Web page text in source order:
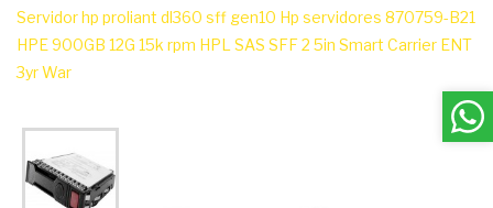
Servidor hp proliant dl360 sff gen10 Hp servidores 870759-B21
HPE 900GB 12G 15k rpm HPL SAS SFF 2 5in Smart Carrier ENT
3yr War